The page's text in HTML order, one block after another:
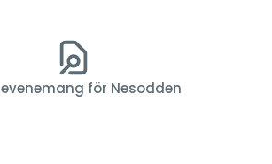
för Nesodden